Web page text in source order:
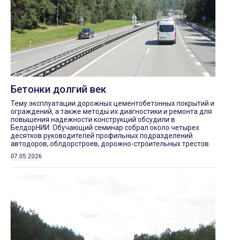
Бетонки долгий век
Тему эксплуатации дорожных цементобетонных покрытий и
ограждений, а также методы их диагностики и ремонта для
повышения надежности конструкций обсудили в
БелдорНИИ. Обучающий семинар собрал около четырех
десятков руководителей профильных подразделений
автодоров, облдорстроев, дорожно-строительных трестов.
07.05.2026